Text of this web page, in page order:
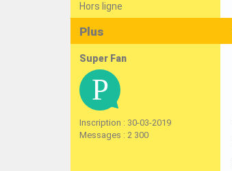
Hors ligne
Plus
Super Fan
Inscription : 30-03-2019
Messages : 2 300